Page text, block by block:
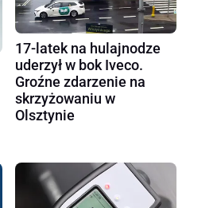
17-latek na hulajnodze
uderzył w bok Iveco.
Groźne zdarzenie na
skrzyżowaniu w
Olsztynie